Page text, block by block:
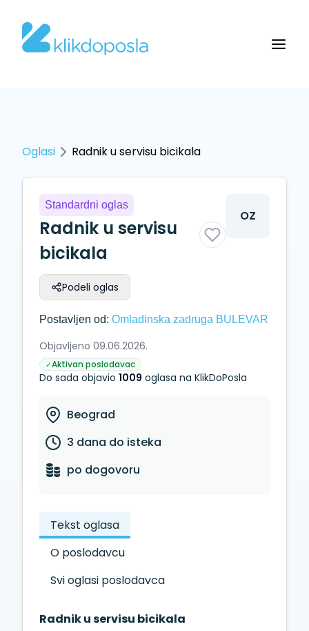
Oglasi Radnik u servisu bicikala
Standardni oglas
Radnik u servisu
bicikala
Podeli oglas
OZ
Postavljen od: Omladinska zadruga BULEVAR
Objavljeno 09.06.2026.
✓Aktivan poslodavac
Do sada objavio 1009 oglasa na KlikDoPosla
Beograd
3 dana do isteka
po dogovoru
Tekst oglasa
O poslodavcu
Svi oglasi poslodavca
Radnik u servisu bicikala